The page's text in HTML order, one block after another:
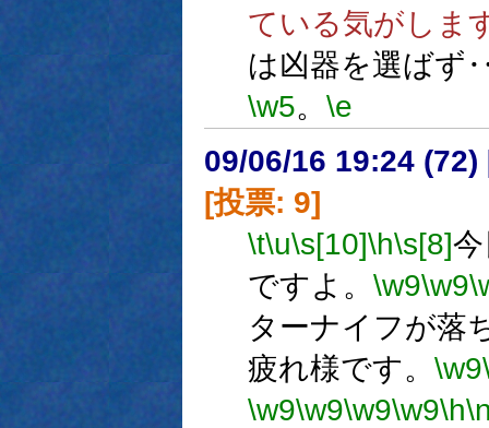
ている気がしま
は凶器を選ばず
\w5。 \e
09/06/16 19:24 (72)
[投票: 9]
\t\u\s[10]\h\s[8]
ですよ。 \w9\w9
ターナイフが落
疲れ様です。 \w9
\w9\w9\w9\w9\h